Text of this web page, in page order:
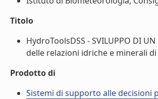
Titolo
HydroToolsDSS - SVILUPPO DI
delle relazioni idriche e minerali
Prodotto di
Sistemi di supporto alle decisioni